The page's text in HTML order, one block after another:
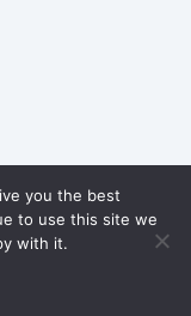
you the best
to use this site we
with it.